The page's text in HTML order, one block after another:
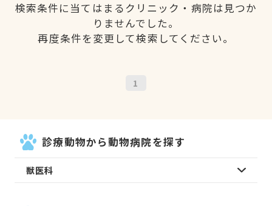
検索条件に当てはまるクリニック・病院は見つか
りませんでした。
再度条件を変更して検索してください。
1
診療動物から動物病院を探す
獣医科